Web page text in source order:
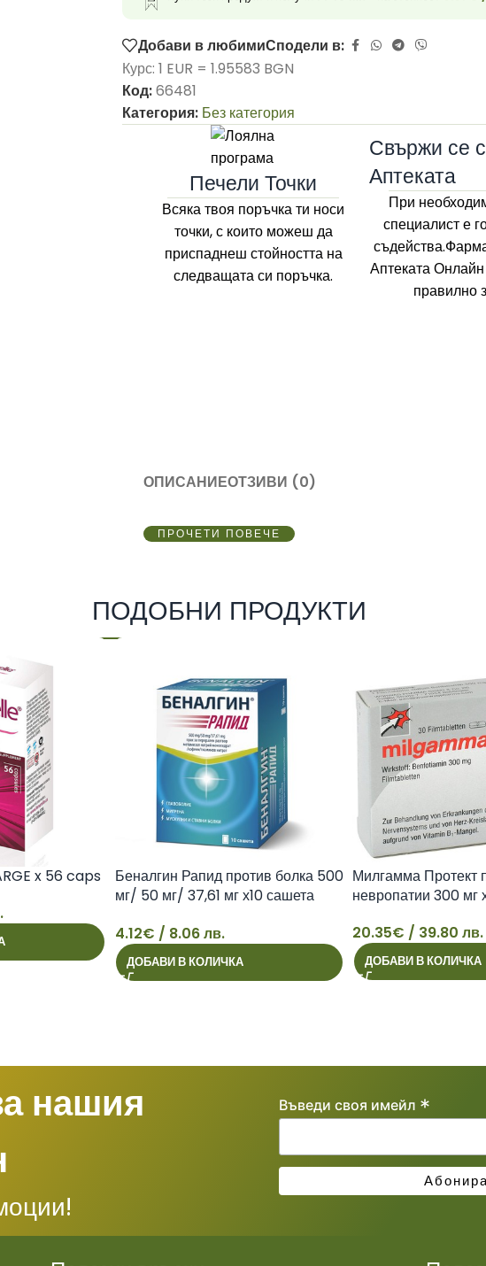
Добави в любимиСподели в:
Курс: 1 EUR = 1.95583 BGN
Код:66481
Категория: Без категория
Печели Точки
Всяка твоя поръчка ти носи
точки, с които можеш да
приспаднеш стойността на
следващата си поръчка.
Свържи се с
Аптеката
При
специалист е
Аптеката Онлайн
правилно
ОПИСАНИЕОТЗИВИ (0)
ПРОЧЕТИ ПОВЕЧЕ
ПОДОБНИ ПРОДУКТИ
x 56 caps
Беналгин Рапид против болка 500
мг/ 50 мг/ 37,61 мг х10 сашета
4.12€ / 8.06 лв.
ДОБАВИ В КОЛИЧКА
Милгамма Протект
невропатии 300 мг
20.35€ / 39.80 лв.
ДОБАВИ В КОЛИЧКА
нашия
Въведи своя имейл *